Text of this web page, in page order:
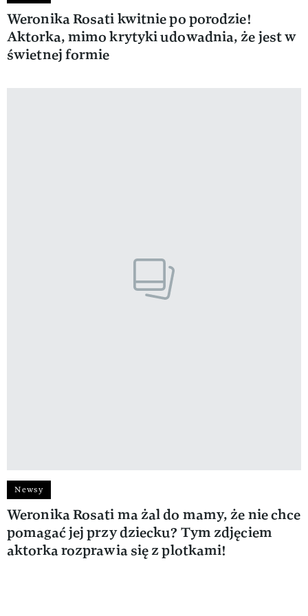
Weronika Rosati kwitnie po porodzie!
Aktorka, mimo krytyki udowadnia, że jest w
świetnej formie
Newsy
Weronika Rosati ma żal do mamy, że nie chce
pomagać jej przy dziecku? Tym zdjęciem
aktorka rozprawia się z plotkami!